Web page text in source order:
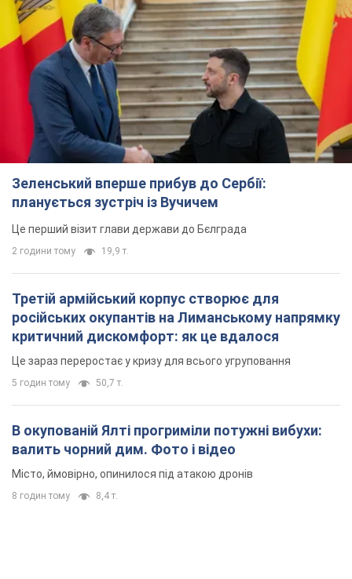
Зеленський вперше прибув до Сербії:
планується зустріч із Вучичем
Це перший візит глави держави до Бєлграда
2 години тому 19,9 т.
Третій армійський корпус створює для
російських окупантів на Лиманському напрямку
критичний дискомфорт: як це вдалося
Це зараз переростає у кризу для всього угруповання
5 годин тому 50,7 т.
В окупованій Ялті прогриміли потужні вибухи:
валить чорний дим. Фото і відео
Місто, ймовірно, опинилося під атакою дронів
8 годин тому 8,4 т.